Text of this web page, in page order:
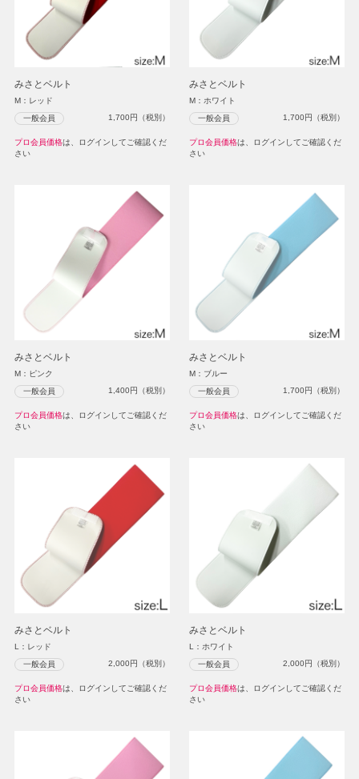
みさとベルト
M：レッド
一般会員 1,700円（税別）
プロ会員価格は、ログインしてご確認くだ
さい
みさとベルト
M：ホワイト
一般会員 1,700円（税別）
プロ会員価格は、ログインしてご確認くだ
さい
みさとベルト
M：ピンク
一般会員 1,400円（税別）
プロ会員価格は、ログインしてご確認くだ
さい
みさとベルト
M：ブルー
一般会員 1,700円（税別）
プロ会員価格は、ログインしてご確認くだ
さい
みさとベルト
L：レッド
一般会員 2,000円（税別）
プロ会員価格は、ログインしてご確認くだ
さい
みさとベルト
L：ホワイト
一般会員 2,000円（税別）
プロ会員価格は、ログインしてご確認くだ
さい